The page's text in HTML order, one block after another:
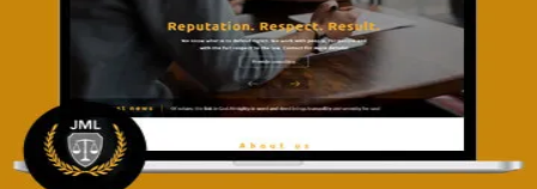
تصميم موقع آل جبار والمزارقة للمحاماة
التفاصيل